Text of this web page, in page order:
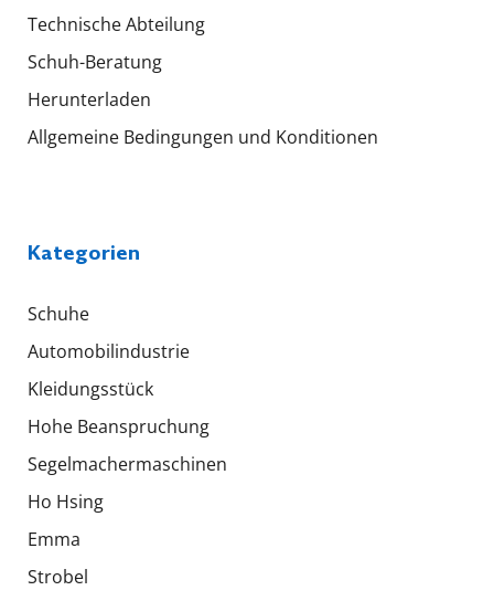
Technische Abteilung
Schuh-Beratung
Herunterladen
Allgemeine Bedingungen und Konditionen
Kategorien
Schuhe
Automobilindustrie
Kleidungsstück
Hohe Beanspruchung
Segelmachermaschinen
Ho Hsing
Emma
Strobel